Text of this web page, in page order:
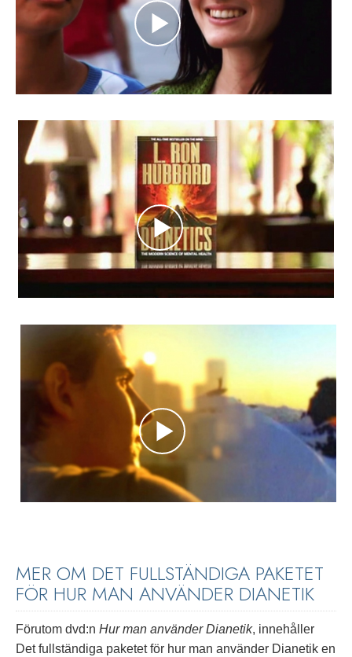
MER OM DET FULLSTÄNDIGA PAKETET
FÖR HUR MAN ANVÄNDER DIANETIK
Förutom dvd:n Hur man använder Dianetik, innehåller
Det fullständiga paketet för hur man använder Dianetik en